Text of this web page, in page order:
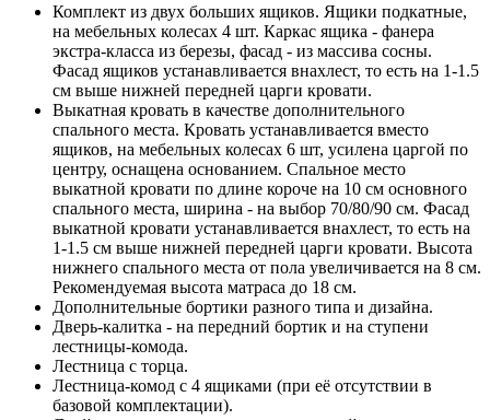
Комплект из двух больших ящиков. Ящики подкатные,
на мебельных колесах 4 шт. Каркас ящика - фанера
экстра-класса из березы, фасад - из массива сосны.
Фасад ящиков устанавливается внахлест, то есть на 1-1.5
см выше нижней передней царги кровати.
Выкатная кровать в качестве дополнительного
спального места. Кровать устанавливается вместо
ящиков, на мебельных колесах 6 шт, усилена царгой по
центру, оснащена основанием. Спальное место
выкатной кровати по длине короче на 10 см основного
спального места, ширина - на выбор 70/80/90 см. Фасад
выкатной кровати устанавливается внахлест, то есть на
1-1.5 см выше нижней передней царги кровати. Высота
нижнего спального места от пола увеличивается на 8 см.
Рекомендуемая высота матраса до 18 см.
Дополнительные бортики разного типа и дизайна.
Дверь-калитка - на передний бортик и на ступени
лестницы-комода.
Лестница с торца.
Лестница-комод с 4 ящиками (при её отсутствии в
базовой комплектации).